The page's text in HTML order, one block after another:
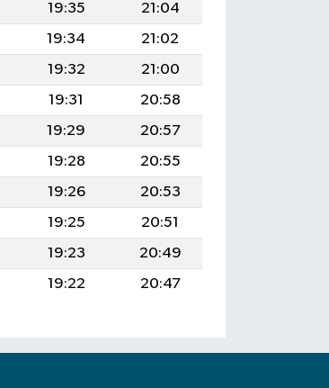
19:35
21:04
19:34
21:02
19:32
21:00
19:31
20:58
19:29
20:57
19:28
20:55
19:26
20:53
19:25
20:51
19:23
20:49
19:22 20:47